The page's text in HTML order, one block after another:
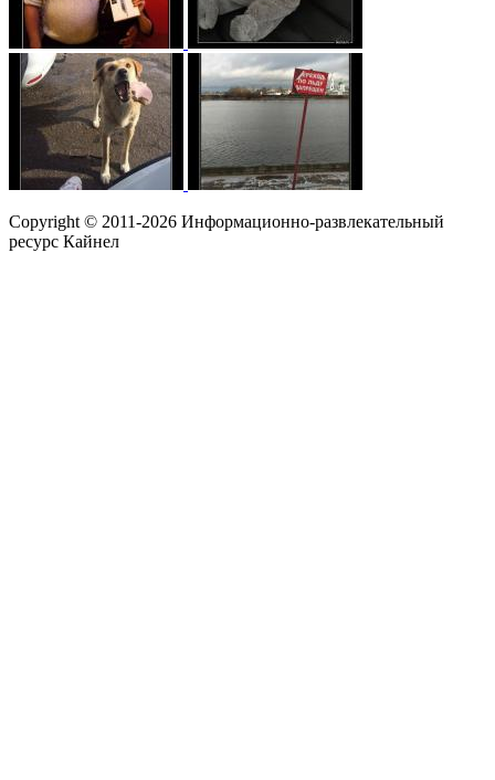
Copyright © 2011-2026 Информационно-развлекательный
ресурс Кайнел